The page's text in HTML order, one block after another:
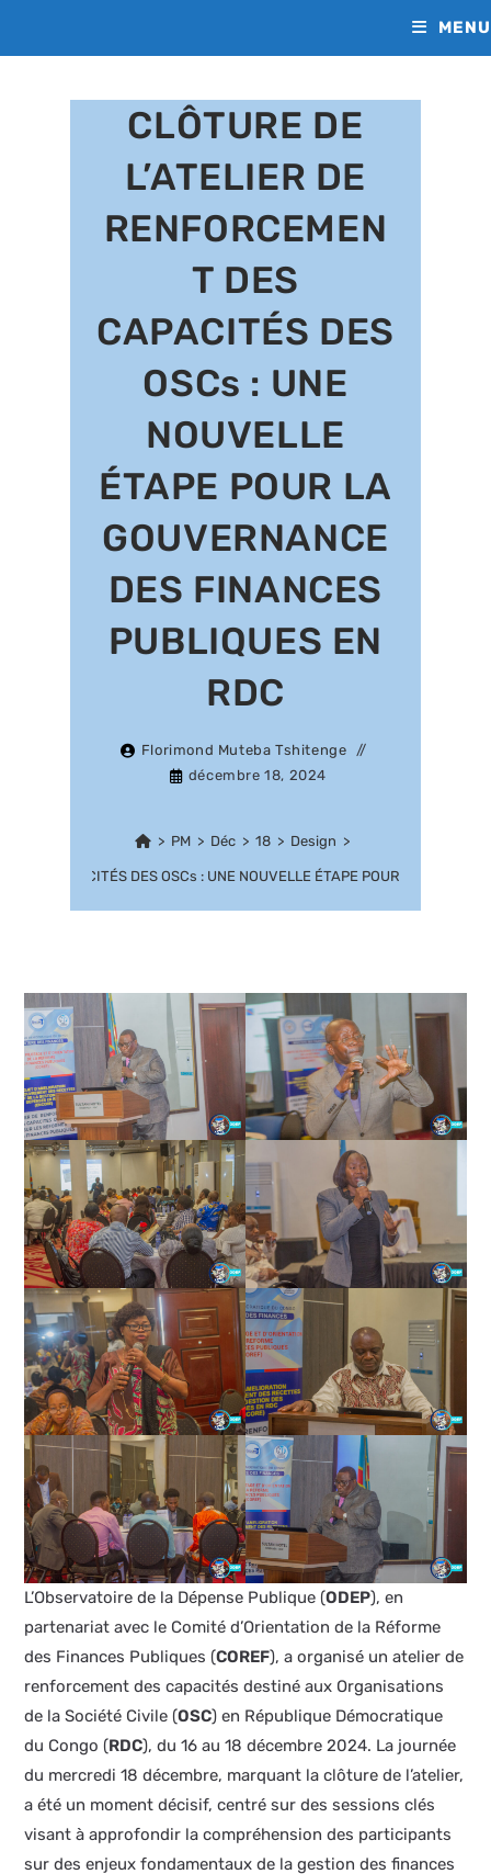
MENU
CLÔTURE DE
L’ATELIER DE
RENFORCEMEN
T DES
CAPACITÉS DES
OSCs : UNE
NOUVELLE
ÉTAPE POUR LA
GOUVERNANCE
DES FINANCES
PUBLIQUES EN
RDC
Florimond Muteba Tshitenge
décembre 18, 2024
> PM > Déc > 18 > Design >
DES CAPACITÉS DES OSCs : UNE NOUVELLE ÉTAPE POUR LA
L’Observatoire de la Dépense Publique (ODEP), en
partenariat avec le Comité d’Orientation de la Réforme
des Finances Publiques (COREF), a organisé un atelier de
renforcement des capacités destiné aux Organisations
de la Société Civile (OSC) en République Démocratique
du Congo (RDC), du 16 au 18 décembre 2024. La journée
du mercredi 18 décembre, marquant la clôture de l’atelier,
a été un moment décisif, centré sur des sessions clés
visant à approfondir la compréhension des participants
sur des enjeux fondamentaux de la gestion des finances